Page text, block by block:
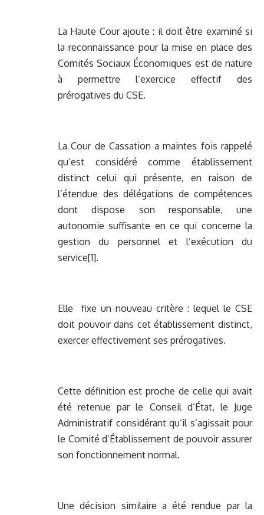
La Haute Cour ajoute : il doit être examiné si
la reconnaissance pour la mise en place des
Comités Sociaux Économiques est de nature
à permettre l’exercice effectif des
prérogatives du CSE.
La Cour de Cassation a maintes fois rappelé
qu’est considéré comme établissement
distinct celui qui présente, en raison de
l’étendue des délégations de compétences
dont dispose son responsable, une
autonomie suffisante en ce qui concerne la
gestion du personnel et l’exécution du
service[1].
Elle fixe un nouveau critère : lequel le CSE
doit pouvoir dans cet établissement distinct,
exercer effectivement ses prérogatives.
Cette définition est proche de celle qui avait
été retenue par le Conseil d’État, le Juge
Administratif considérant qu’il s’agissait pour
le Comité d’Établissement de pouvoir assurer
son fonctionnement normal.
Une décision similaire a été rendue par la